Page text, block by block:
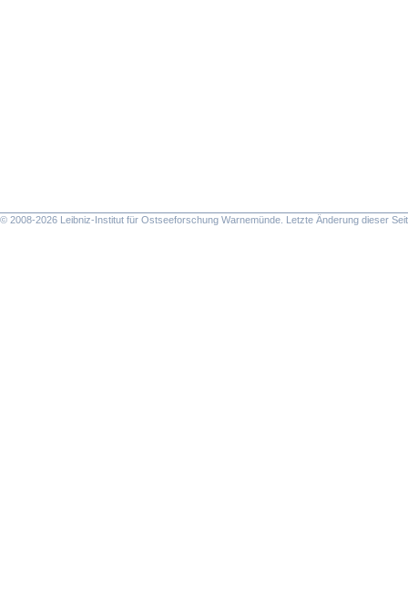
© 2008-2026 Leibniz-Institut für Ostseeforschung Warnemünde. Letzte Änderung dieser